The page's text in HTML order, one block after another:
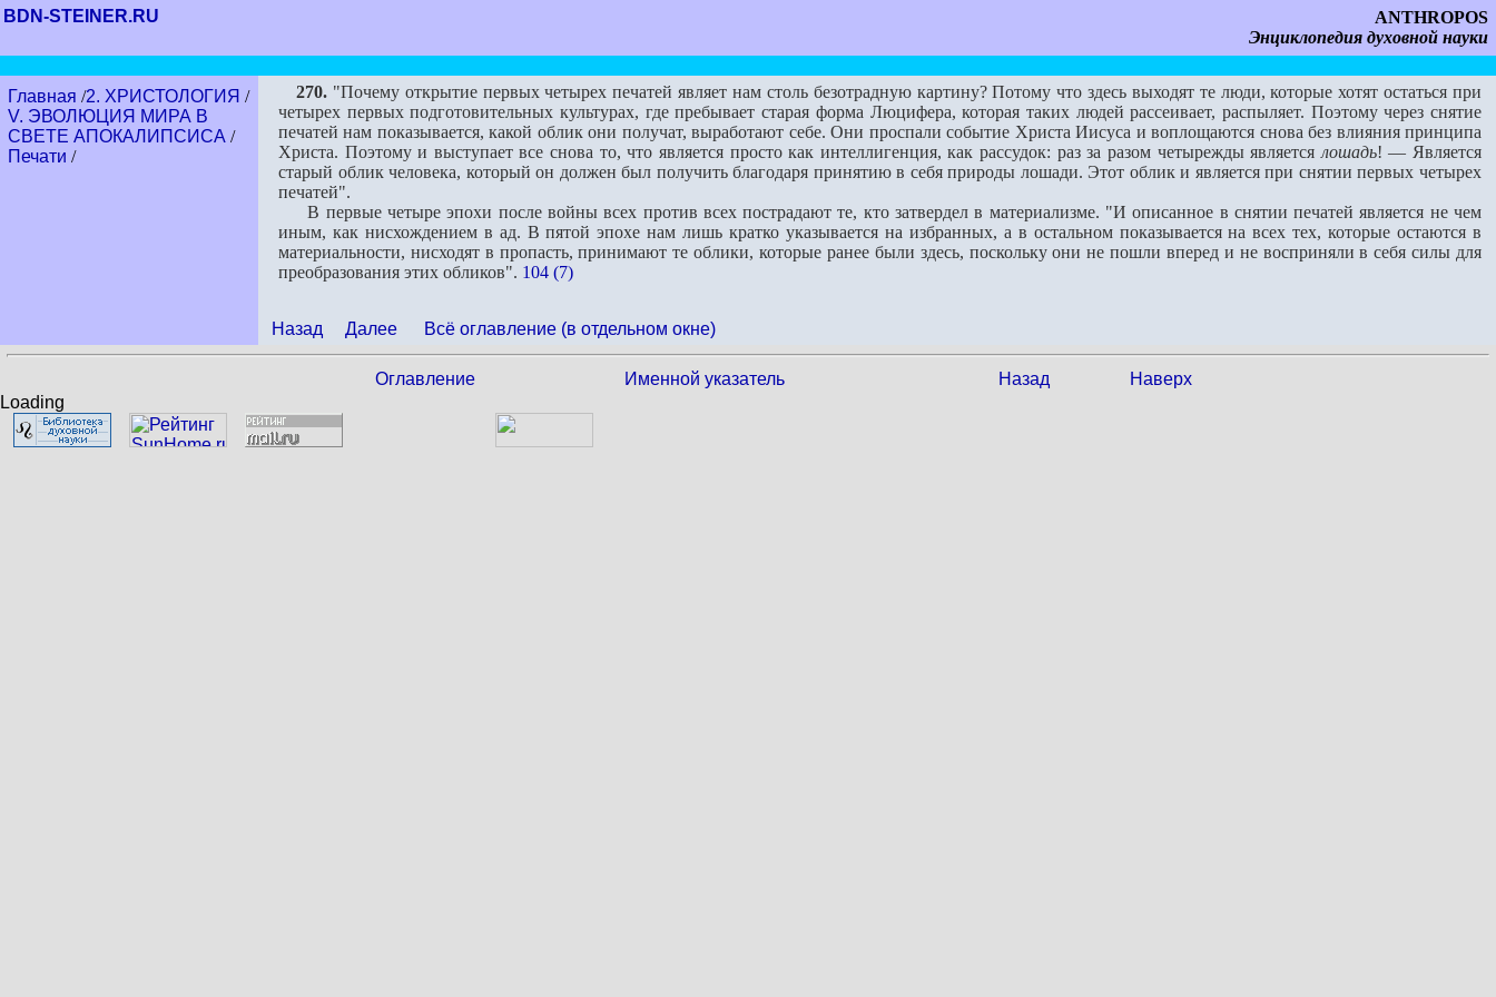
BDN-STEINER.RU
ANTHROPOS
Энциклопедия духовной науки
Главная /2. ХРИСТОЛОГИЯ /
V. ЭВОЛЮЦИЯ МИРА В
СВЕТЕ АПОКАЛИПСИСА /
Печати /
270. "Почему открытие первых четырех печатей являет нам столь безотрадную картину? Потому что здесь выходят те люди, которые хотят остаться при
четырех первых подготовительных культурах, где пребывает старая форма Люцифера, которая таких людей рассеивает, распыляет. Поэтому через снятие
печатей нам показывается, какой облик они получат, выработают себе. Они проспали событие Христа Иисуса и воплощаются снова без влияния принципа
Христа. Поэтому и выступает все снова то, что является просто как интеллигенция, как рассудок: раз за разом четырежды является лошадь! — Является
старый облик человека, который он должен был получить благодаря принятию в себя природы лошади. Этот облик и является при снятии первых четырех
печатей".
В первые четыре эпохи после войны всех против всех пострадают те, кто затвердел в материализме. "И описанное в снятии печатей является не чем
иным, как нисхождением в ад. В пятой эпохе нам лишь кратко указывается на избранных, а в остальном показывается на всех тех, которые остаются в
материальности, нисходят в пропасть, принимают те облики, которые ранее были здесь, поскольку они не пошли вперед и не восприняли в себя силы для
преобразования этих обликов". 104 (7)
Назад Далее Всё оглавление (в отдельном окне)
Оглавление Именной указатель Назад
Наверх
Loading